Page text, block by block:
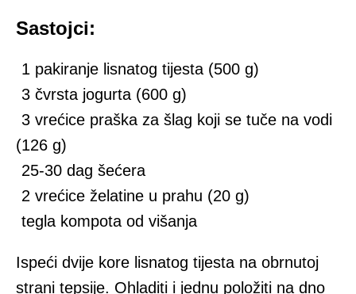
Sastojci:
1 pakiranje lisnatog tijesta (500 g)
3 čvrsta jogurta (600 g)
3 vrećice praška za šlag koji se tuče na vodi
(126 g)
25-30 dag šećera
2 vrećice želatine u prahu (20 g)
tegla kompota od višanja
Ispeći dvije kore lisnatog tijesta na obrnutoj
strani tepsije. Ohladiti i jednu položiti na dno